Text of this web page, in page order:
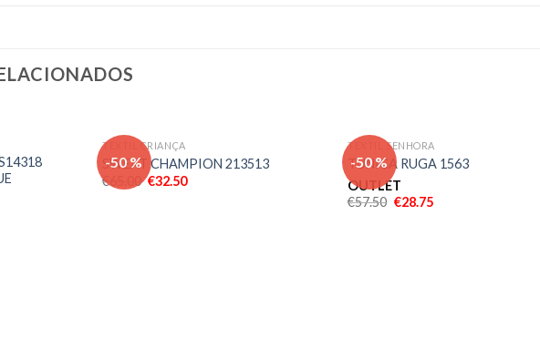
Adicionar
aos meus
-50 %
Adicionar
aos meus
TEXTIL CRIANÇA
SWEAT CHAMPION 213513
€ 65.00 €32.50
-50 %
TEXTIL SENHORA
TUNICA RUGA 1563
OUTLET
€57.50 €28.75